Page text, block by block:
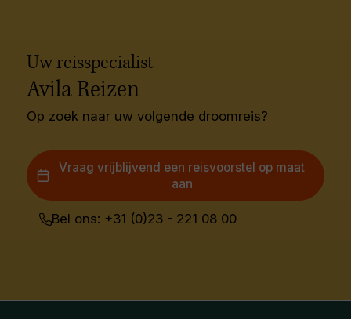
Uw reisspecialist
Avila Reizen
Op zoek naar uw volgende droomreis?
Vraag vrijblijvend een reisvoorstel op maat
aan
Bel ons: +31 (0)23 - 221 08 00